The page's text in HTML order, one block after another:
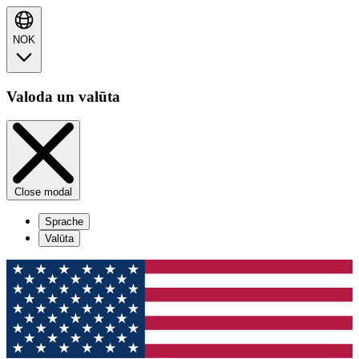
NOK
Valoda un valūta
Close modal
Sprache
Valūta